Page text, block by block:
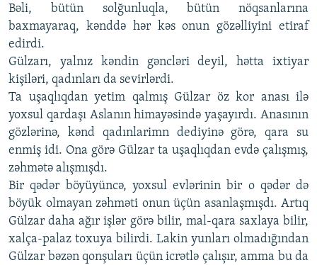
Bəli, bütün solğunluqla, bütün nöqsanlarına
baxmayaraq, kənddə hər kəs onun gözəlliyini etiraf
edirdi.
Gülzarı, yalnız kəndin gəncləri deyil, hətta ixtiyar
kişiləri, qadınları da sevirlərdi.
Ta uşaqlıqdan yetim qalmış Gülzar öz kor anası ilə
yoxsul qardaşı Aslanın himayəsində yaşayırdı. Anasının
gözlərinə, kənd qadınlarimn dediyinə görə, qara su
enmiş idi. Ona görə Gülzar ta uşaqlıqdan evdə çalışmış,
zəhmətə alışmışdı.
Bir qədər böyüyüncə, yoxsul evlərinin bir o qədər də
böyük olmayan zəhməti onun üçün asanlaşmışdı. Artıq
Gülzar daha ağır işlər görə bilir, mal-qara saxlaya bilir,
xalça-palaz toxuya bilirdi. Lakin yunları olmadığından
Gülzar bəzən qonşuları üçün icrətlə çalışır, amma bu da